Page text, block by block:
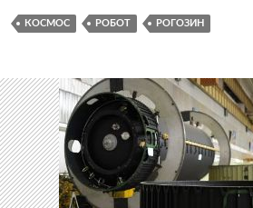
КОСМОС РОБОТ РОГОЗИН